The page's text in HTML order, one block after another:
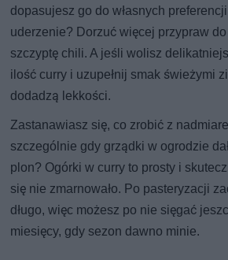
dopasujesz go do własnych
uderzenie? Dorzuć więcej przypraw
szczyptę chili. A jeśli wolisz
ilość curry i uzupełnij smak świeżymi
dodadzą lekkości.
Zastanawiasz się, co zrobić z
szczególnie gdy grządki w ogrodzie
plon? Ogórki w curry to prosty i
się nie zmarnowało. Po pasteryzacji
długo, więc możesz po nie sięgać
miesięcy, gdy sezon dawno minie.